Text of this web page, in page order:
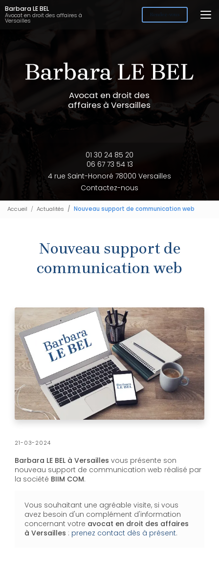
Aller
au
contenu
Barbara LE BEL
Avocat en droit des affaires à
Versailles
Rendez-vous
Avocat en droit des
affaires à Versailles
01 30 24 85 20
06 67 73 54 13
4 rue Saint-Honoré 78000 Versailles
Contactez-nous
Accueil Actualités Nouveau support de communication web
Nouveau support de
communication web
21-03-2024
Barbara LE BEL à Versailles vous présente son
nouveau support de communication web réalisé par
la société BIIM COM.
Vous souhaitant une agréable visite, si vous
avez besoin d'un complément d'information
concernant votre avocat en droit des affaires
à Versailles : prenez contact dès à présent.